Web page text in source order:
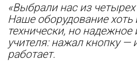
«Выбрали нас из
Наше оборудование
технически, но надежное
учителя: нажал кнопку —
работает.